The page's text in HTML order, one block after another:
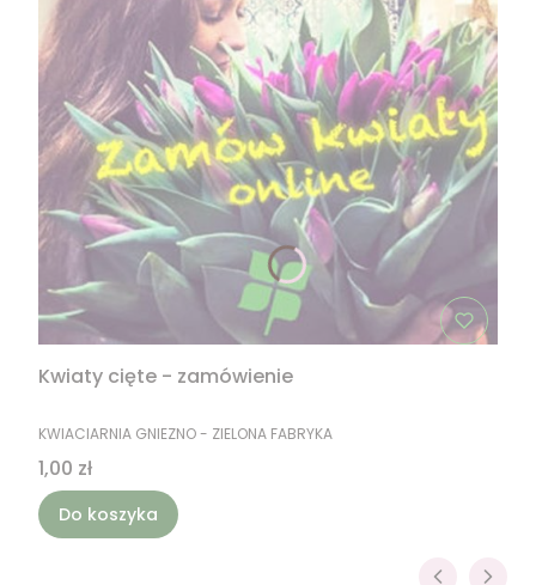
Kwiaty cięte - zamówienie
PRODUCENT
KWIACIARNIA GNIEZNO - ZIELONA FABRYKA
Cena
1,00 zł
Do koszyka